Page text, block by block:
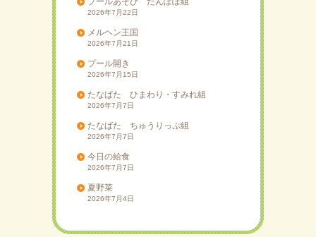
2026年7月22日
メルヘン王国
2026年7月21日
プール開き
2026年7月15日
たなばた ひまわり・すみれ組
2026年7月7日
たなばた ちゅうりっぷ組
2026年7月7日
今日の給食
2026年7月7日
夏野菜
2026年7月4日